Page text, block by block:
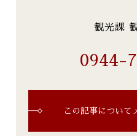
観光課
0944-
この記事について